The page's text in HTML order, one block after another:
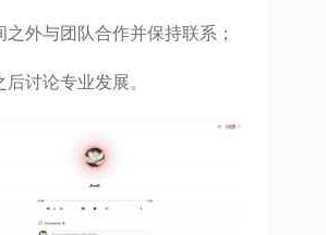
外与团队合作并保持联系；
讨论专业发展。